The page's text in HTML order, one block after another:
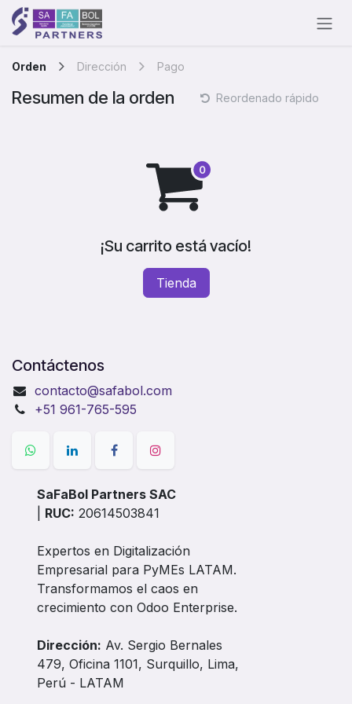
Ir al contenido
Orden Dirección Pago
Resumen de la orden Reordenado rápido
¡Su carrito está vacío!
Tienda
Contáctenos
contacto@safabol.com
+51 961-765-595
SaFaBol Partners SAC
RUC: 20614503841
Expertos en Digitalización
Empresarial para PyMEs LATAM.
Transformamos el caos en
crecimiento con Odoo Enterprise.
Dirección: Av. Sergio Bernales
479, Oficina 1101, Surquillo, Lima,
Perú - LATAM